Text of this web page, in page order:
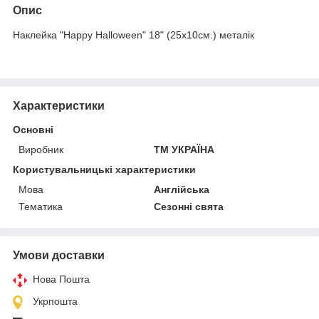
Опис
Наклейка "Happy Halloween" 18" (25х10см.) металік
Характеристики
Основні
Виробник
ТМ УКРАЇНА
Користувальницькі характеристики
Мова
Англійська
Тематика
Сезонні свята
Умови доставки
Нова Пошта
Укрпошта